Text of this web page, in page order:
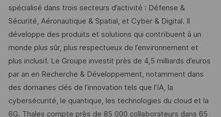
spécialisé dans trois secteurs d’activité : Défense &
Sécurité, Aéronautique & Spatial, et Cyber & Digital. Il
développe des produits et solutions qui contribuent à un
monde plus sûr, plus respectueux de l’environnement et
plus inclusif. Le Groupe investit près de 4,5 milliards d’euros
par an en Recherche & Développement, notamment dans
des domaines clés de l’innovation tels que l’IA, la
cybersécurité, le quantique, les technologies du cloud et la
6G. Thales compte près de 85 000 collaborateurs dans 65